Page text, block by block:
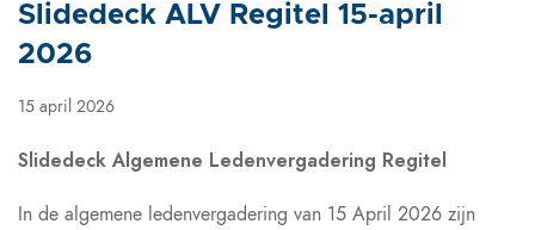
Slidedeck ALV Regitel 15-april
2026
15 april 2026
Slidedeck Algemene Ledenvergadering Regitel
In de algemene ledenvergadering van 15 April 2026 zijn